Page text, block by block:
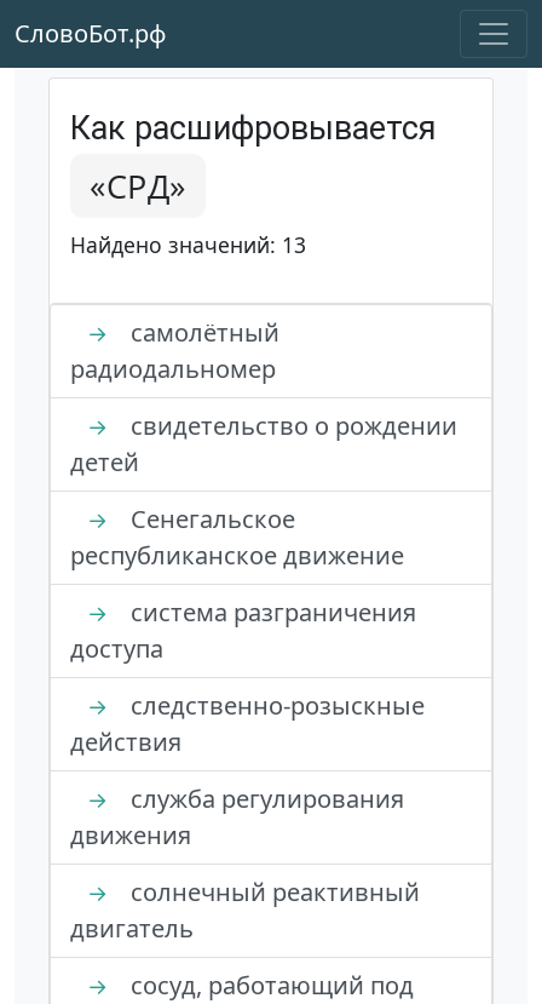
СловоБот.рф
Как расшифровывается
«СРД»
Найдено значений: 13
→
самолётный
радиодальномер
→
свидетельство о рождении
детей
→
Сенегальское
республиканское движение
→
система разграничения
доступа
→
следственно-розыскные
действия
→
служба регулирования
движения
→
солнечный реактивный
двигатель
→
сосуд, работающий под